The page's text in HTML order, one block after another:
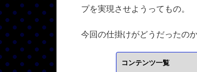
プを実現させようってもの。
今回の仕掛けがどうだったの
コンテンツ一覧